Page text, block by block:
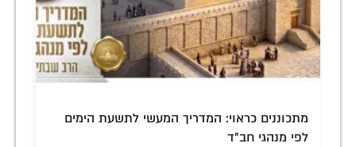
מתכוננים כראוי: המדריך המעשי לתשעת הימים
לפי מנהגי חב"ד